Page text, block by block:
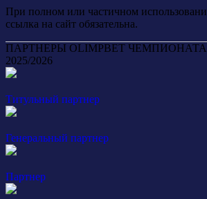
При полном или частичном
ссылка на сайт обязательна.
ПАРТНЕРЫ OLIMPBET
2025/2026
Титульный партнер
Генеральный партнер
Партнер